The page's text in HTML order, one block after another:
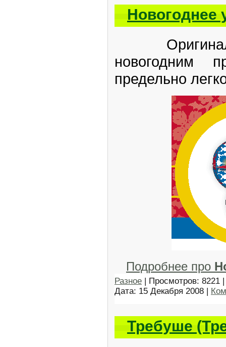
Новогоднее
новогодним
предельно
Подробнее про
Разное | Просмотров: 8221
Дата: 15 Декабря 2008 |
Требуше